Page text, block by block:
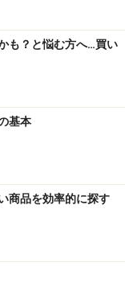
その場合には、
のレビューを参
込みができます
も？と悩む方へ…買い
基本
商品を効率的に探す